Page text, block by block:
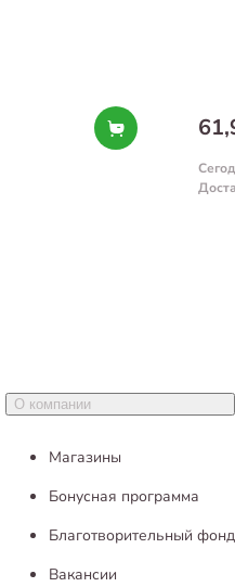
О компании
Магазины
Бонусная программа
Благотворительный фонд
Вакансии